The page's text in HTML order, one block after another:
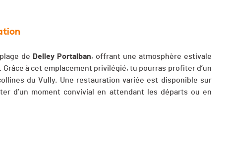
de Delley Portalban, offrant une atmosphère estivale
à cet emplacement privilégié, tu pourras profiter d’un
du Vully. Une restauration variée est disponible sur
d’un moment convivial en attendant les départs ou en